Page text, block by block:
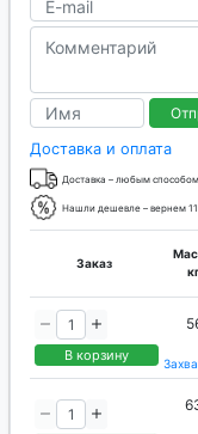
Доставка и оплата
Доставка – любым способом
Нашли дешевле – вернем
Заказ
В корзину